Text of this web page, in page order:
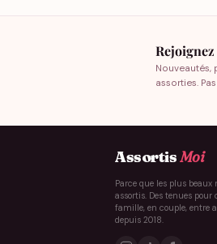
Nouveautés,
assorties.
AssortisMoi
Parce que les plus
assortis. Des tenues
famille, en couple, entre
depuis 2018.